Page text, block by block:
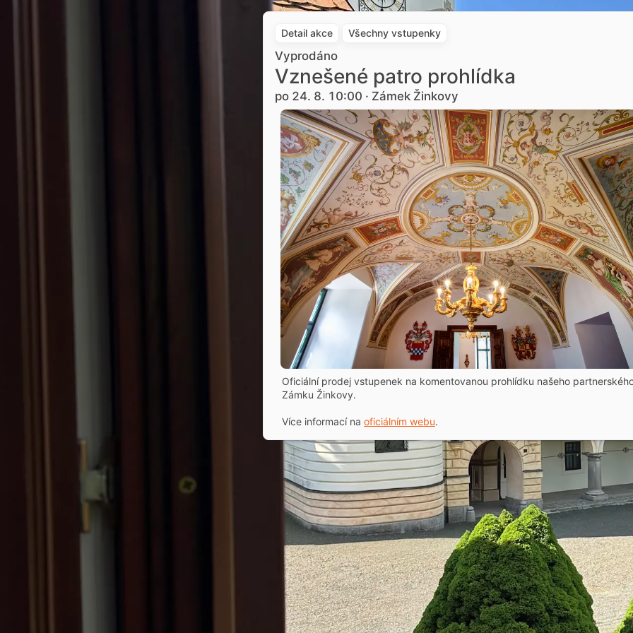
Detail akce Všechny vstupenky
Vyprodáno
Vznešené patro prohlídka
po 24. 8. 10:00 · Zámek Žinkovy
Oficiální prodej vstupenek na komentovanou prohlídku našeho
Zámku Žinkovy.
Více informací na oficiálním webu.